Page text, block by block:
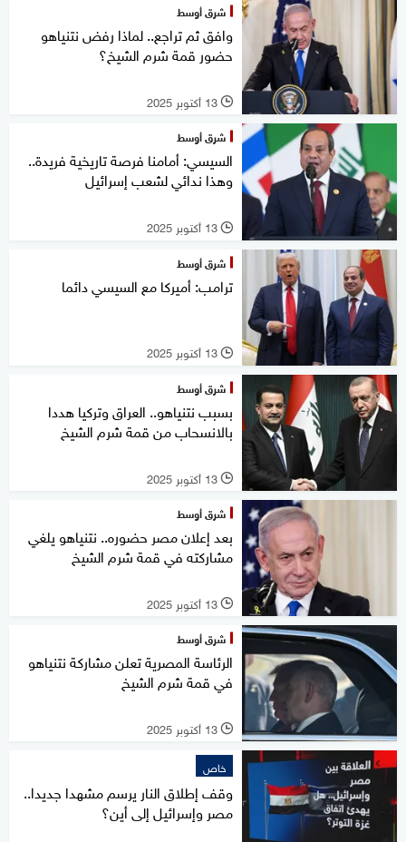
شرق أوسط
وافق ثم تراجع.. لماذا رفض نتنياهو
حضور قمة شرم الشيخ؟
l 13 أكتوبر 2025
شرق أوسط
السيسي: أمامنا فرصة تاريخية فريدة..
وهذا ندائي لشعب إسرائيل
l 13 أكتوبر 2025
شرق أوسط
ترامب: أميركا مع السيسي دائما
l 13 أكتوبر 2025
شرق أوسط
بسبب نتنياهو.. العراق وتركيا هددا
بالانسحاب من قمة شرم الشيخ
l 13 أكتوبر 2025
شرق أوسط
بعد إعلان مصر حضوره.. نتنياهو يلغي
مشاركته في قمة شرم الشيخ
l 13 أكتوبر 2025
شرق أوسط
الرئاسة المصرية تعلن مشاركة نتنياهو
في قمة شرم الشيخ
l 13 أكتوبر 2025
خاص
وقف إطلاق النار يرسم مشهدا جديدا..
مصر وإسرائيل إلى أين؟